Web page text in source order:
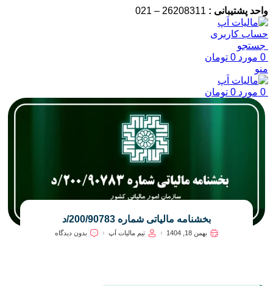
واحد پشتیبانی :
حساب کاربری
جستجو
0 مورد 0 تومان
منو
0 مورد 0 تومان
بخشنامه مالیاتی شماره 200/90783/د
بهمن 18, 1404 تیم مالیات اَپ بدون دیدگاه